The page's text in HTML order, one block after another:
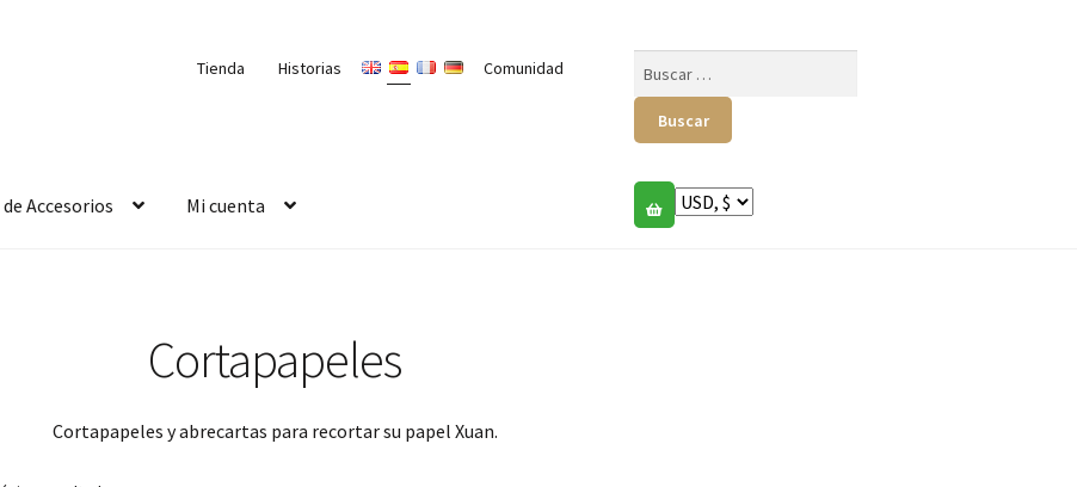
Tienda Historias Comunidad
Accesorios Mi cuenta
Cortapapeles
Cortapapeles y abrecartas para recortar su papel Xuan.